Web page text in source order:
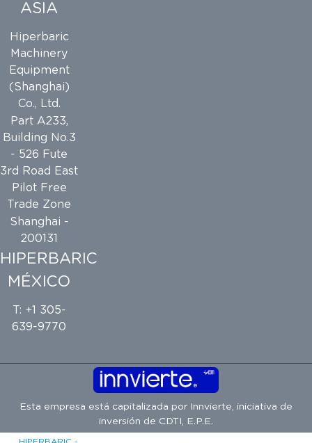
ASIA
Hiperbaric
Machinery
Equipment
(Shanghai)
Co., Ltd.
Part A233,
Building No.3
- 526 Fute
3rd Road East
Pilot Free
Trade Zone
Shanghai -
200131
HIPERBARIC
MÉXICO
T: +1 305-
639-9770
Esta empresa está capitalizada por Innvierte, iniciativa de
inversión de CDTI, E.P.E.